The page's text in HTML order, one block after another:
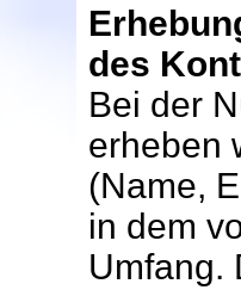
des
Bei der
erheben
(Name,
in dem
Umfang.